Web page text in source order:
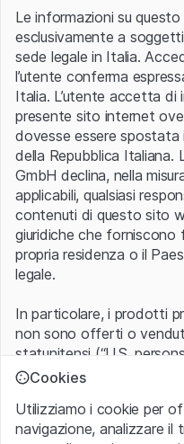
gran parte inattiva fino al
consiglieri di spicco ci
di Ethereum) e un
Elon Musk. La
sua prima road map
Dogecoin.
Anche se il nome
Shiba Inu sono basati su
riscuote molto successo
Soluzione di
- negoziabili sul
per accedere
Non vediamo l'ora di
scambiati. Non esitate
11 11, e-mail
Le informazioni su
esclusivamente a
sede legale in Italia.
l’utente conferma
Italia. L’utente accetta di
presente sito internet
dovesse essere
della Repubblica Italiana.
GmbH declina, nella
applicabili, qualsiasi
contenuti di questo sito
giuridiche che forniscono
propria residenza o il
legale.
In particolare, i prodotti
non sono offerti o
statunitensi (“U.S.
statunitensi” vanno
1933 che include le
d’America, le società per
Cookies
Utilizziamo i cookie per
navigazione, analizzare